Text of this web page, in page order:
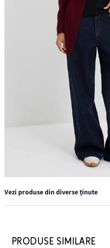
Vezi produse din diverse ținute
Cercei creolen
PRODUSE SIMILARE